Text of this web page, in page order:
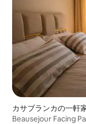
カサブランカの一軒
Beausejour Facing